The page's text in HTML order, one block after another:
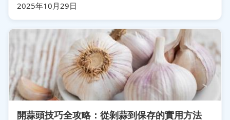
2025年10月29日
開蒜頭技巧全攻略：從剝蒜到保存的實用方法